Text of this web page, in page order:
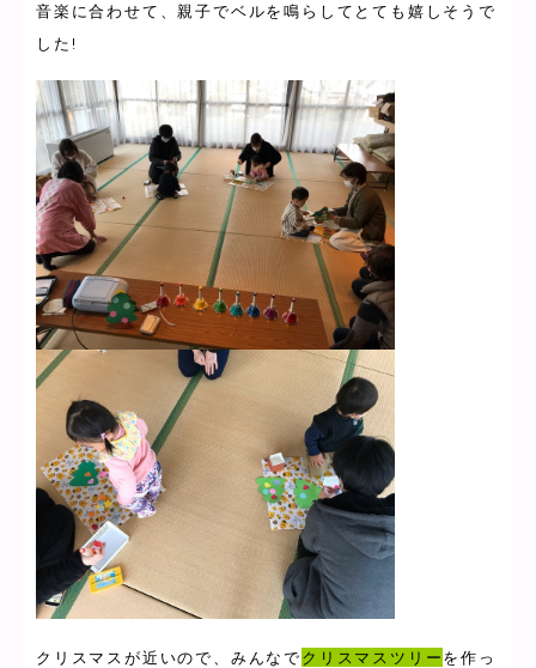
音楽に合わせて、親子でベルを鳴らしてとても嬉しそうで
した!
クリスマスが近いので、みんなでクリスマスツリーを作っ